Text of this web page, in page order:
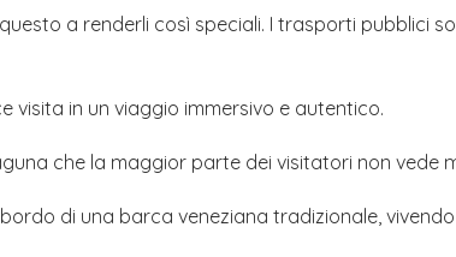
a renderli così speciali. I trasporti pubblici
visita in un viaggio immersivo e autentico.
che la maggior parte dei visitatori non vede
di una barca veneziana tradizionale,